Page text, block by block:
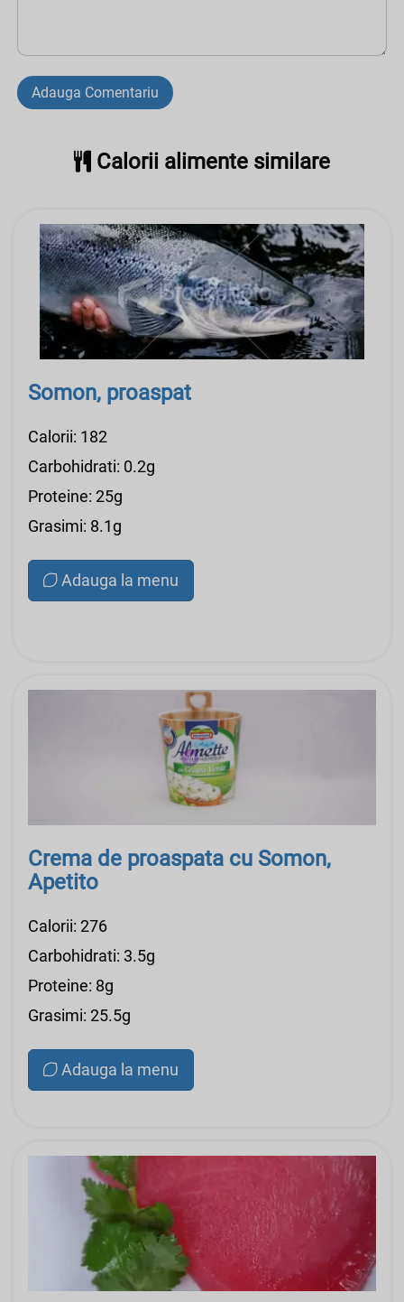
Adauga Comentariu
Calorii alimente similare
Somon, proaspat
Calorii: 182
Carbohidrati: 0.2g
Proteine: 25g
Grasimi: 8.1g
Adauga la menu
Crema de proaspata cu Somon,
Apetito
Calorii: 276
Carbohidrati: 3.5g
Proteine: 8g
Grasimi: 25.5g
Adauga la menu